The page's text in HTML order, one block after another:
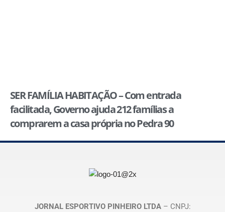
SER FAMÍLIA HABITAÇÃO – Com entrada
facilitada, Governo ajuda 212 famílias a
comprarem a casa própria no Pedra 90
JORNAL ESPORTIVO PINHEIRO LTDA– CNPJ: